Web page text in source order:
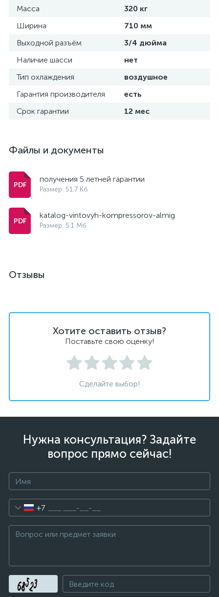
Масса
320 кг
Ширина
710 мм
Выходной разъём
3/4 дюйма
Наличие шасси
нет
Тип охлаждения
воздушное
Гарантия производителя
есть
Срок гарантии
12 мес
Файлы и документы
получения 5 летней гарантии
Размер: 51.7 Кб
katalog-vintovyh-kompressorov-almig
Размер: 5.1 Мб
Отзывы
Хотите оставить отзыв?
Поставьте свою оценку!
Сделайте выбор!
Нужна консультация? Задайте
вопрос прямо сейчас!
+7